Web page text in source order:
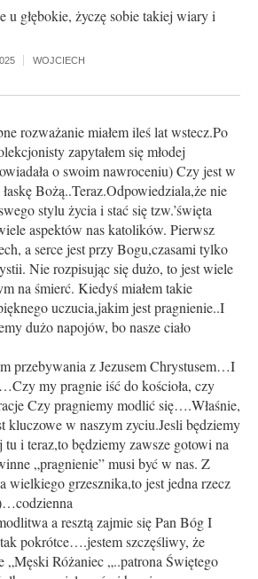
u głębokie, życzę sobie takiej wiary i
WOJCIECH
rozważanie miałem ileś lat wstecz.Po
zapytałem się młodej
o swoim nawroceniu) Czy jest w
Bożą..Teraz.Odpowiedziala,że nie
stylu życia i stać się tzw.’święta
aspektów nas katolików. Pierwsz
a serce jest przy Bogu,czasami tylko
Nie rozpisując się dużo, to jest wiele
na śmierć. Kiedyś miałem takie
uczucia,jakim jest pragnienie..I
dużo napojów, bo nasze ciało
przebywania z Jezusem Chrystusem…I
my pragnie iść do kościoła, czy
Czy pragniemy modlić się….Właśnie,
kluczowe w naszym zyciu.Jesli będziemy
tu i teraz,to będziemy zawsze gotowi na
„pragnienie” musi być w nas. Z
wielkiego grzesznika,to jest jedna rzecz
a resztą zajmie się Pan Bóg I
pokrótce….jestem szczęśliwy, że
„Męski Różaniec „..patrona Świętego